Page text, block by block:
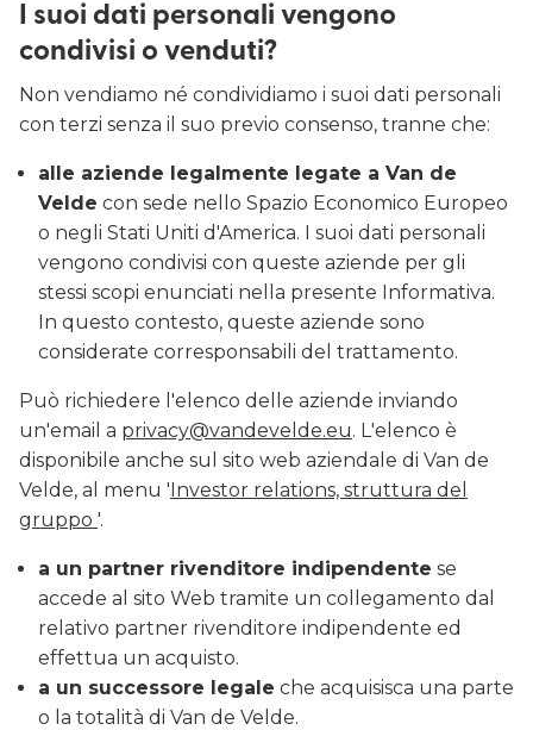
I suoi dati personali vengono
condivisi o venduti?
Non vendiamo né condividiamo i suoi dati personali
con terzi senza il suo previo consenso, tranne che:
alle aziende legalmente legate a Van de
Velde con sede nello Spazio Economico Europeo
o negli Stati Uniti d'America. I suoi dati personali
vengono condivisi con queste aziende per gli
stessi scopi enunciati nella presente Informativa.
In questo contesto, queste aziende sono
considerate corresponsabili del trattamento.
Può richiedere l'elenco delle aziende inviando
un'email a privacy@vandevelde.eu. L'elenco è
disponibile anche sul sito web aziendale di Van de
Velde, al menu 'Investor relations, struttura del
gruppo '.
a un partner rivenditore indipendente se
accede al sito Web tramite un collegamento dal
relativo partner rivenditore indipendente ed
effettua un acquisto.
a un successore legale che acquisisca una parte
o la totalità di Van de Velde.